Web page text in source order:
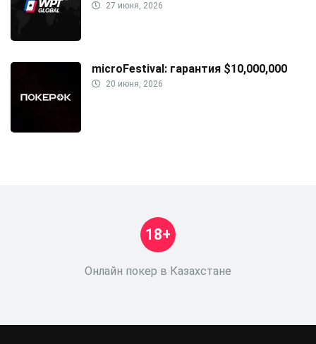
27 июня, 2026
microFestival: гарантия $10,000,000
20 июня, 2026
Онлайн покер в Казахстане
18+